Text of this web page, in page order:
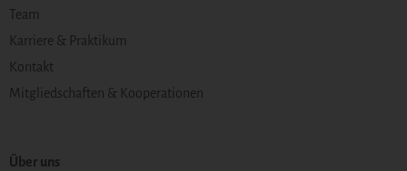
Team
Karriere & Praktikum
Kontakt
Mitgliedschaften & Kooperationen
Über uns